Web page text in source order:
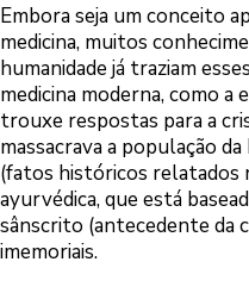
Embora seja um conceito
medicina, muitos
humanidade já traziam
medicina moderna, como a
trouxe respostas para a
massacrava a população
(fatos históricos relatados
ayurvédica, que está
sânscrito (antecedente da
imemoriais.